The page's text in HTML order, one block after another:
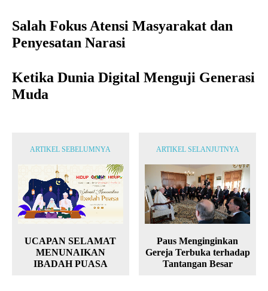
Salah Fokus Atensi Masyarakat dan
Penyesatan Narasi
Ketika Dunia Digital Menguji Generasi
Muda
ARTIKEL SEBELUMNYA
UCAPAN SELAMAT
MENUNAIKAN
IBADAH PUASA
ARTIKEL SELANJUTNYA
Paus Menginginkan
Gereja Terbuka terhadap
Tantangan Besar